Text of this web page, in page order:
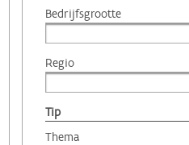
Bedrijfsgrootte
Regio
Tip
Thema